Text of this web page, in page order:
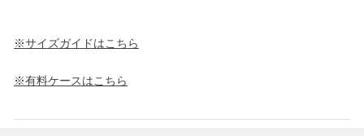
※サイズガイドはこちら
※有料ケースはこちら